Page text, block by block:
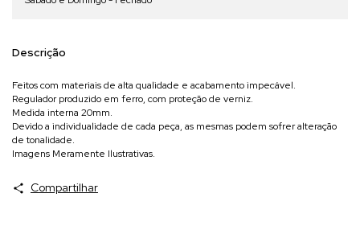
Descrição
Feitos com materiais de alta qualidade e acabamento impecável.
Regulador produzido em ferro, com proteção de verniz.
Medida interna 20mm.
Devido a individualidade de cada peça, as mesmas podem sofrer alteração
de tonalidade.
Imagens Meramente Ilustrativas.
Compartilhar